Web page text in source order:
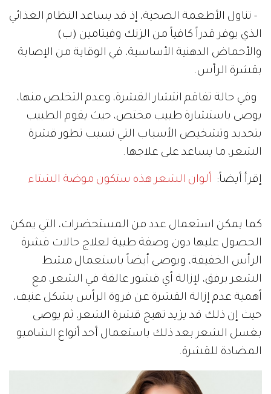
- تناول الأطعمة الصحية، إذ قد يساعد النظام الغذائي
الذي يوفر قدراً كافياً من الزنك وفيتامين (ب)
والأحماض الدهنية الأساسية، في الوقاية من الإصابة
بقشرة الرأس.
وفي حالة تفاقم انتشار القشرة، وعدم التخلص منها،
يوصى باستشارة طبيب مختص، حيث يقوم الطبيب
بتحديد وتشخيص الأسباب التي تسبب تطور قشرة
الشعر، ما يساعد على علاجها.
إقرأ أيضاً: ألوان الشعر هذه ستكون موضة الشتاء
كما يمكن استعمال عدد من المستحضرات، التي يمكن
الحصول عليها دون وصفة طبية لعلاج حالات قشرة
الرأس الخفيفة، ويوصى أيضاً باستعمال مشط
الشعر برفق، لإزالة أي قشور عالقة في الشعر، مع
أهمية عدم إزالة القشرة عن فروة الرأس بشكل عنيف،
حيث إن ذلك قد يزيد تهيج قشرة الشعر، ثم يوصى
بغسل الشعر بعد ذلك باستعمال أحد أنواع الشامبو
المضادة للقشرة.